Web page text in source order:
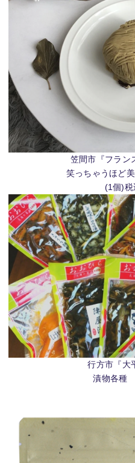
笠間市『フラン
笑っちゃうほど
(1個)税
行方市『大
漬物各種